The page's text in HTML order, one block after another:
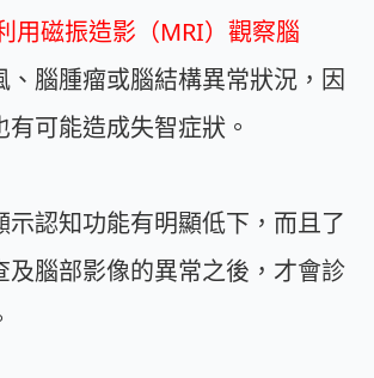
用磁振造影（MRI）觀察腦
、腦腫瘤或腦結構異常狀況，因
可能造成失智症狀。
示認知功能有明顯低下，而且了
及腦部影像的異常之後，才會診